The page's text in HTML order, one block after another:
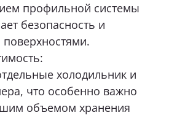
профильной системы
безопасность и
холодильник и
что особенно важно
объемом хранения